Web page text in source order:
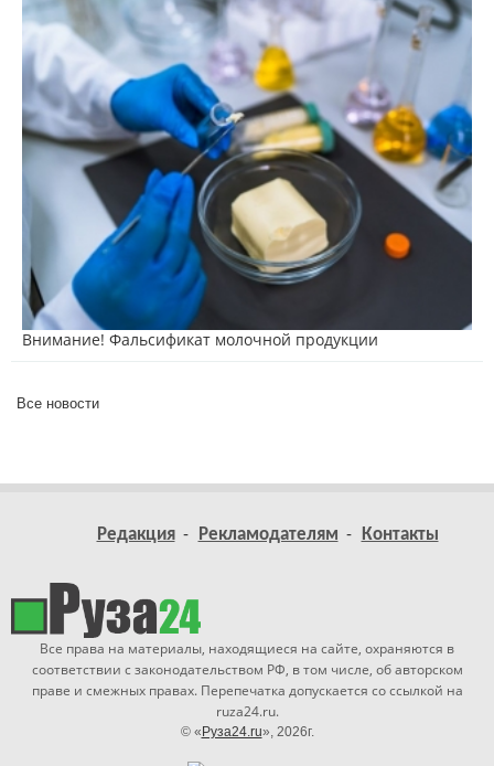
Внимание! Фальсификат молочной продукции
Все новости
Редакция Рекламодателям Контакты
Все права на материалы, находящиеся на сайте, охраняются в
соответствии с законодательством РФ, в том числе, об авторском
праве и смежных правах. Перепечатка допускается со ссылкой на
ruza24.ru.
© «Руза24.ru», 2026г.